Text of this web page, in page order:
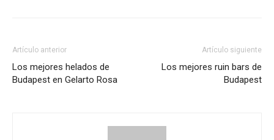
Artículo anterior
Los mejores helados de
Budapest en Gelarto Rosa
Artículo siguiente
Los mejores ruin bars de
Budapest